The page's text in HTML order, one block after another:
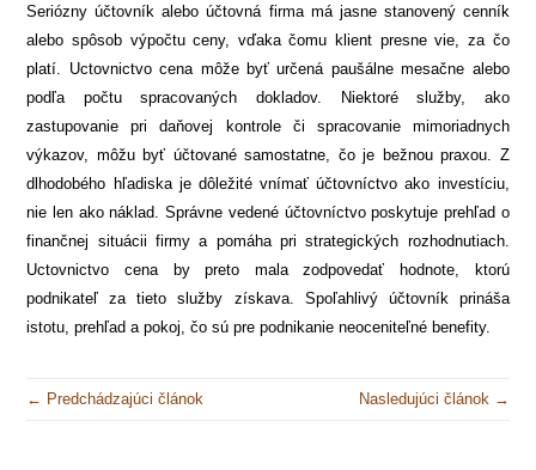
Seriózny účtovník alebo účtovná firma má jasne stanovený cenník
alebo spôsob výpočtu ceny, vďaka čomu klient presne vie, za čo
platí. Uctovnictvo cena môže byť určená paušálne mesačne alebo
podľa počtu spracovaných dokladov. Niektoré služby, ako
zastupovanie pri daňovej kontrole či spracovanie mimoriadnych
výkazov, môžu byť účtované samostatne, čo je bežnou praxou. Z
dlhodobého hľadiska je dôležité vnímať účtovníctvo ako investíciu,
nie len ako náklad. Správne vedené účtovníctvo poskytuje prehľad o
finančnej situácii firmy a pomáha pri strategických rozhodnutiach.
Uctovnictvo cena by preto mala zodpovedať hodnote, ktorú
podnikateľ za tieto služby získava. Spoľahlivý účtovník prináša
istotu, prehľad a pokoj, čo sú pre podnikanie neoceniteľné benefity.
← Predchádzajúci článok Nasledujúci článok →